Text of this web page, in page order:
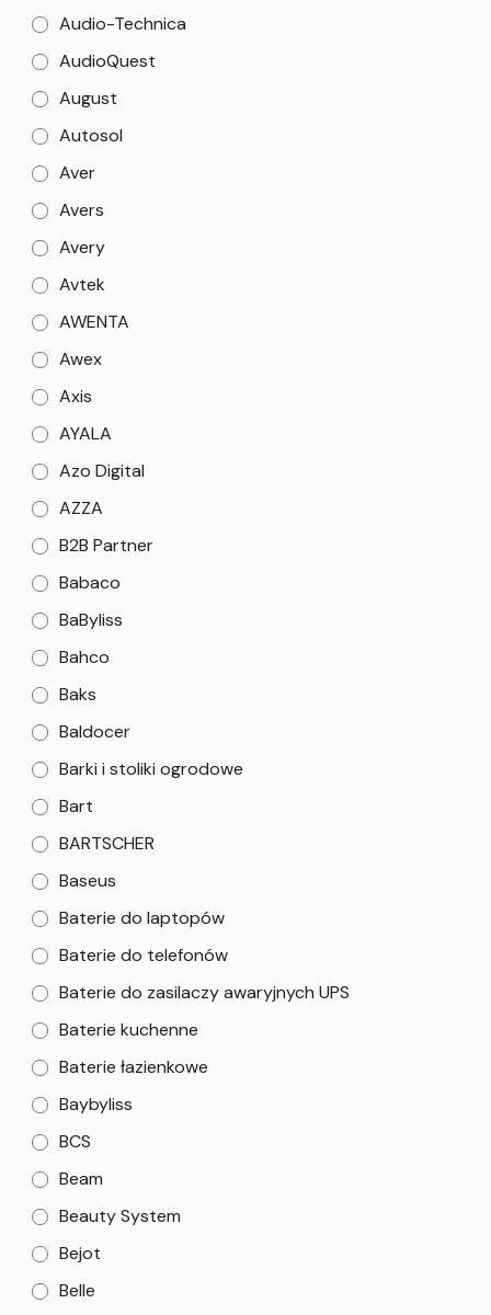
Audio-Technica
AudioQuest
August
Autosol
Aver
Avers
Avery
Avtek
AWENTA
Awex
Axis
AYALA
Azo Digital
AZZA
B2B Partner
Babaco
BaByliss
Bahco
Baks
Baldocer
Barki i stoliki ogrodowe
Bart
BARTSCHER
Baseus
Baterie do laptopów
Baterie do telefonów
Baterie do zasilaczy awaryjnych UPS
Baterie kuchenne
Baterie łazienkowe
Baybyliss
BCS
Beam
Beauty System
Bejot
Belle